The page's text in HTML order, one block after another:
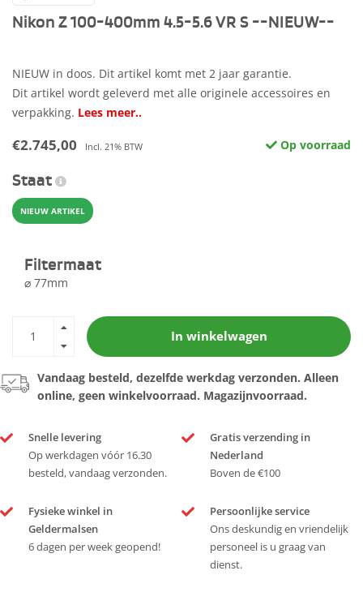
Nikon Z 100-400mm 4.5-5.6 VR S --NIEUW--
NIEUW in doos. Dit artikel komt met 2 jaar garantie.
Dit artikel wordt geleverd met alle originele accessoires en
verpakking. Lees meer..
€2.745,00 Incl. 21% BTW Op voorraad
Staat
NIEUW ARTIKEL
Filtermaat
⌀ 77mm
In winkelwagen
Vandaag besteld, dezelfde werkdag verzonden. Alleen
online, geen winkelvoorraad. Magazijnvoorraad.
Snelle levering
Op werkdagen vóór 16.30
besteld, vandaag verzonden.
Gratis verzending in
Nederland
Boven de €100
Fysieke winkel in
Geldermalsen
6 dagen per week geopend!
Persoonlijke service
Ons deskundig en vriendelijk
personeel is u graag van
dienst.